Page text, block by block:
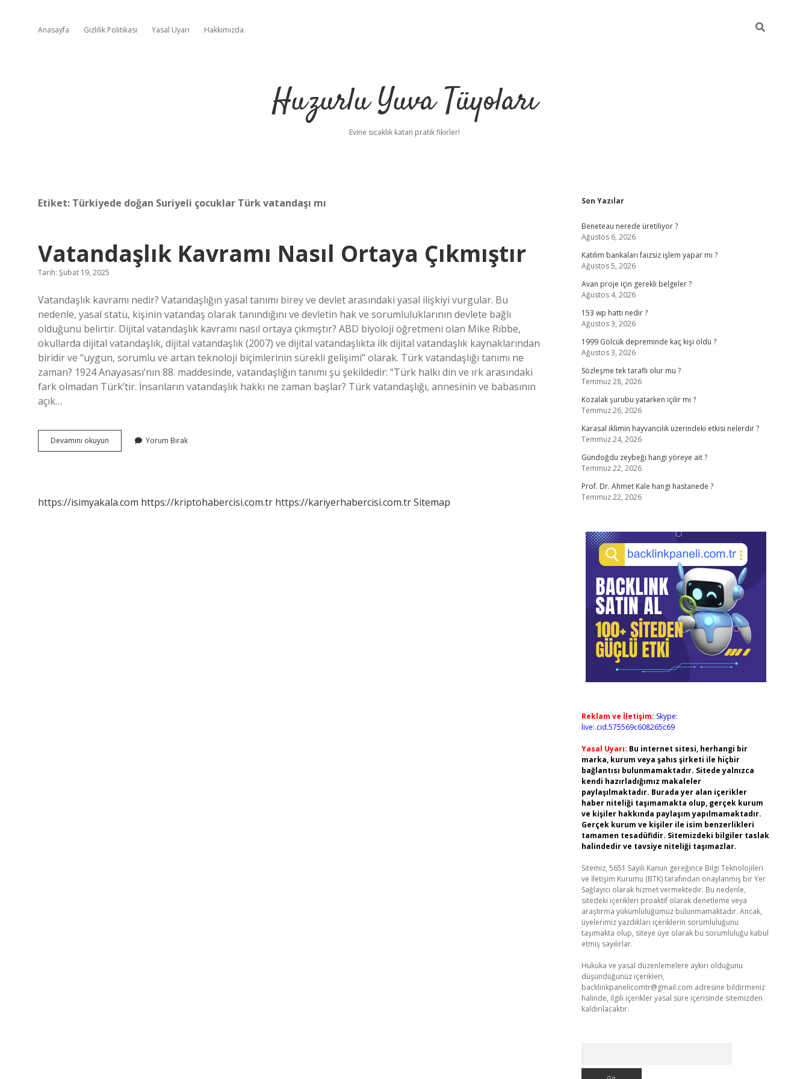
Anasayfa Gizlilik Politikası Yasal Uyarı Hakkımızda
Huzurlu Yuva Tüyoları
Evine sıcaklık katan pratik fikirler!
Etiket: Türkiyede doğan Suriyeli çocuklar Türk vatandaşı mı
Vatandaşlık Kavramı Nasıl Ortaya Çıkmıştır
Tarih: Şubat 19, 2025
Vatandaşlık kavramı nedir? Vatandaşlığın yasal tanımı birey ve devlet arasındaki yasal ilişkiyi vurgular. Bu
nedenle, yasal statü, kişinin vatandaş olarak tanındığını ve devletin hak ve sorumluluklarının devlete bağlı
olduğunu belirtir. Dijital vatandaşlık kavramı nasıl ortaya çıkmıştır? ABD biyoloji öğretmeni olan Mike Ribbe,
okullarda dijital vatandaşlık, dijital vatandaşlık (2007) ve dijital vatandaşlıkta ilk dijital vatandaşlık kaynaklarından
biridir ve “uygun, sorumlu ve artan teknoloji biçimlerinin sürekli gelişimi” olarak. Türk vatandaşlığı tanımı ne
zaman? 1924 Anayasası’nın 88. maddesinde, vatandaşlığın tanımı şu şekildedir: “Türk halkı din ve ırk arasındaki
fark olmadan Türk’tir. İnsanların vatandaşlık hakkı ne zaman başlar? Türk vatandaşlığı, annesinin ve babasının
açık…
Devamını okuyun Vatandaşlık
Kavramı
Yorum Bırak
https://isimyakala.com https://kriptohabercisi.com.tr https://kariyerhabercisi.com.trSitemap
Sidebar
Son Yazılar
Beneteau nerede üretiliyor ?
Ağustos 6, 2026
Katılım bankaları faizsiz işlem yapar mı ?
Ağustos 5, 2026
Avan proje için gerekli belgeler ?
Ağustos 4, 2026
153 wp hattı nedir ?
Ağustos 3, 2026
1999 Gölcük depreminde kaç kişi öldü ?
Ağustos 3, 2026
Sözleşme tek taraflı olur mu ?
Temmuz 28, 2026
Kozalak şurubu yatarken içilir mi ?
Temmuz 26, 2026
Karasal iklimin hayvancılık üzerindeki etkisi nelerdir ?
Temmuz 24, 2026
Gündoğdu zeybeği hangi yöreye ait ?
Temmuz 22, 2026
Prof. Dr. Ahmet Kale hangi hastanede ?
Temmuz 22, 2026
Reklam ve İletişim: Skype:
live:.cid.575569c608265c69
Yasal Uyarı: Bu internet sitesi, herhangi bir
marka, kurum veya şahıs şirketi ile hiçbir
bağlantısı bulunmamaktadır. Sitede yalnızca
kendi hazırladığımız makaleler
paylaşılmaktadır. Burada yer alan içerikler
haber niteliği taşımamakta olup, gerçek kurum
ve kişiler hakkında paylaşım yapılmamaktadır.
Gerçek kurum ve kişiler ile isim benzerlikleri
tamamen tesadüfidir. Sitemizdeki bilgiler taslak
halindedir ve tavsiye niteliği taşımazlar.
Sitemiz, 5651 Sayılı Kanun gereğince Bilgi Teknolojileri
ve İletişim Kurumu (BTK) tarafından onaylanmış bir Yer
Sağlayıcı olarak hizmet vermektedir. Bu nedenle,
sitedeki içerikleri proaktif olarak denetleme veya
araştırma yükümlülüğümüz bulunmamaktadır. Ancak,
üyelerimiz yazdıkları içeriklerin sorumluluğunu
taşımakta olup, siteye üye olarak bu sorumluluğu kabul
etmiş sayılırlar.
Hukuka ve yasal düzenlemelere aykırı olduğunu
düşündüğünüz içerikleri,
backlinkpanelicomtr@gmail.com adresine bildirmeniz
halinde, ilgili içerikler yasal süre içerisinde sitemizden
kaldırılacaktır.